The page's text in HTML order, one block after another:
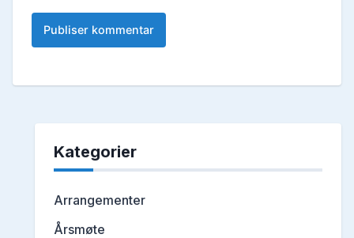
Kategorier
Arrangementer
Årsmøte